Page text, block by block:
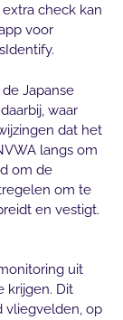
check kan
voor
Japanse
waar
dat het
langs om
om de
om te
en vestigt.
uit
krijgen. Dit
vliegvelden, op